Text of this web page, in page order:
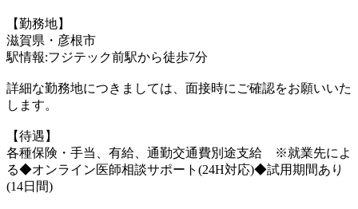
【勤務地】
滋賀県・彦根市
駅情報:フジテック前駅から徒歩7分
詳細な勤務地につきましては、面接時にご確認をお願いいた
します。
【待遇】
各種保険・手当、有給、通勤交通費別途支給 ※就業先によ
る◆オンライン医師相談サポート(24H対応)◆試用期間あり
(14日間)